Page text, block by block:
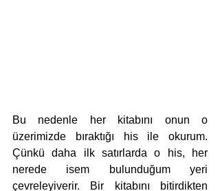
Bu nedenle her kitabını onun o
üzerimizde bıraktığı his ile okurum.
Çünkü daha ilk satırlarda o his, her
nerede isem bulunduğum yeri
çevreleyiverir. Bir kitabını bitirdikten